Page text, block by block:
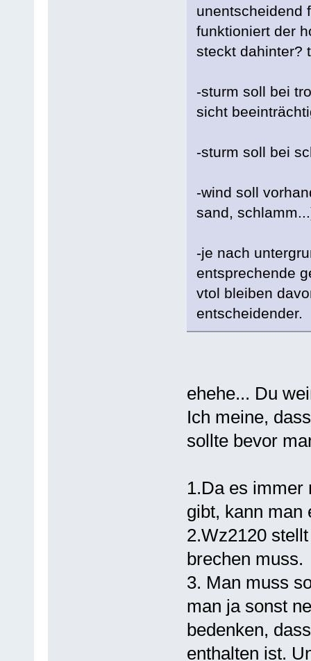
unentscheidend
funktioniert der
steckt dahinter?
-sturm soll bei
sicht
-sturm soll bei
-wind soll
sand,
-je nach
entsprechende
vtol bleiben
entscheidender.
ehehe... Du
Ich meine,
sollte bevor
1.Da es immer
gibt, kann man
2.Wz2120
brechen muss.
3. Man muss
man ja sonst
bedenken,
enthalten ist.